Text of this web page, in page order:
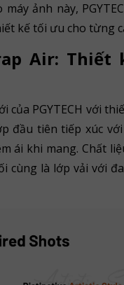
ảnh này,
kế tối ưu cho từng
Air:
PGYTECH với
đầu tiên tiếp xúc
ái khi mang. Chất
cùng là lớp vải với